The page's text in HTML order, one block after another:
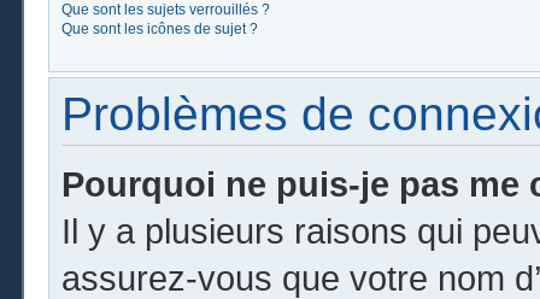
Que sont les sujets verrouillés ?
Que sont les icônes de sujet ?
Problèmes de
Pourquoi ne puis-je pas me
Il y a plusieurs raisons qui
assurez-vous que votre nom